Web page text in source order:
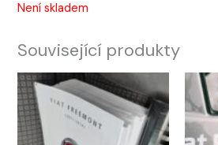
Není skladem
Související produkty